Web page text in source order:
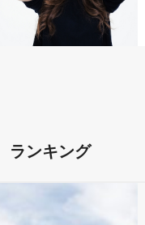
合コン・街コン
あるある
ランキング